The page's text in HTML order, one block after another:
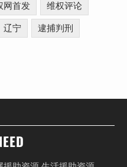
网首发 维权评论
辽宁 逮捕判刑